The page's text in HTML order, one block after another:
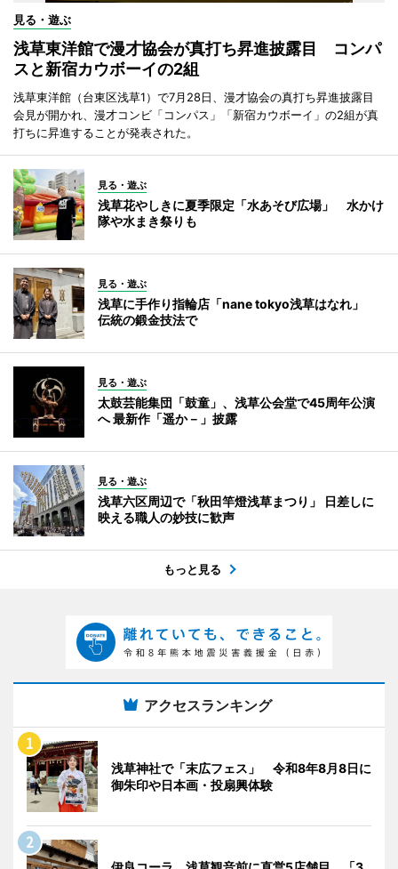
見る・遊ぶ
浅草東洋館で漫才協会が真打ち昇進披露目 コンパ
スと新宿カウボーイの2組
浅草東洋館（台東区浅草1）で7月28日、漫才協会の真打ち昇進披露目
会見が開かれ、漫才コンビ「コンパス」「新宿カウボーイ」の2組が真
打ちに昇進することが発表された。
見る・遊ぶ
浅草花やしきに夏季限定「水あそび広場」 水かけ
隊や水まき祭りも
見る・遊ぶ
浅草に手作り指輪店「nane tokyo浅草はなれ」
伝統の鍛金技法で
見る・遊ぶ
太鼓芸能集団「鼓童」、浅草公会堂で45周年公演
へ 最新作「遥か－」披露
見る・遊ぶ
浅草六区周辺で「秋田竿燈浅草まつり」 日差しに
映える職人の妙技に歓声
もっと見る
アクセスランキング
浅草神社で「末広フェス」 令和8年8月8日に
御朱印や日本画・投扇興体験